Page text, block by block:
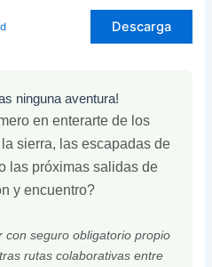
Descarga
ninguna aventura!
en enterarte de los
sierra, las escapadas de
las próximas salidas de
y encuentro?
con seguro obligatorio propio
rutas colaborativas entre